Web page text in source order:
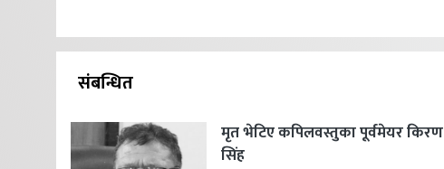
संबन्धित
मृत भेटिए कपिलवस्तुका पूर्वमेयर किरण
सिंह